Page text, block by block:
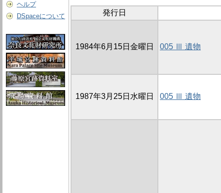
ヘルプ
DSpaceについて
発行日
1984年6月15日金曜日 005 Ⅲ 遺物
1987年3月25日水曜日 005 Ⅲ 遺物